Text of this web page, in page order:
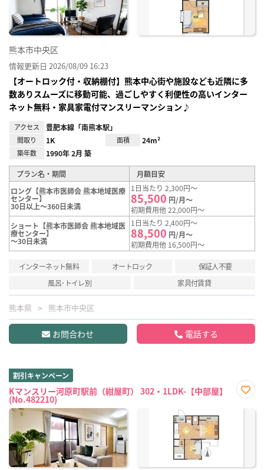
熊本市中央区
情報更新日 2026/08/09 16:23
【オートロック付・収納棚付】熊本中心街や施設なども近隣に多
数ありスムーズに移動可能、過ごしやすく利便性の高いインター
ネット無料・家具家電付マンスリーマンション♪
アクセス 豊肥本線「南熊本駅」
間取り 1K 面積 24m²
築年数 1990年 2月 築
プラン名・期間
月額目安
ロング【熊本市医師会 熊本地域医療
センター】
30日以上～360日未満
1日当たり 2,300円～
85,500 円/月～
初期費用他 22,000円～
ショート【熊本市医師会 熊本地域医
療センター】
～30日未満
1日当たり 2,400円～
88,500 円/月～
初期費用他 16,500円～
インターネット無料 オートロック
保証人不要
風呂･トイレ別
家具付賃貸
熊本県 熊本市中央区
お問合わせ 電話する
割引キャンペーン
Kマンスリー河原町駅前（紺屋町） 302・1LDK-【中部屋】
(No.482210)
に入